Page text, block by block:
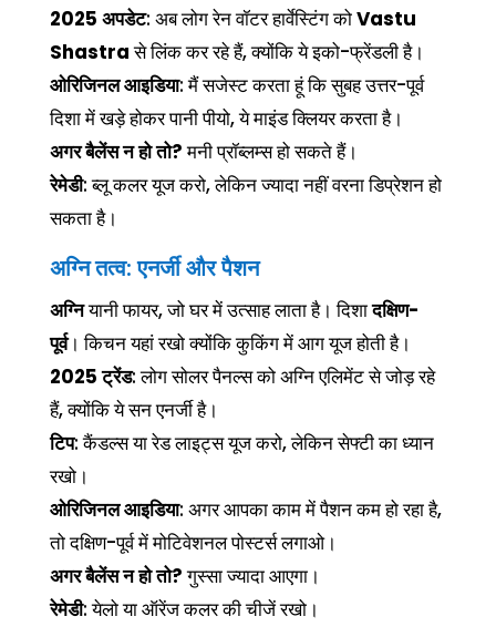
2025 अपडेट: अब लोग रेन वॉटर हार्वेस्टिंग कोVastu
Shastraसे लिंक कर रहे हैं, क्योंकि ये इको-फ्रेंडली है।
ओरिजिनल आइडिया: मैं सजेस्ट करता हूं कि सुबह उत्तर-पूर्व
दिशा में खड़े होकर पानी पीयो, ये माइंड क्लियर करता है।
अगर बैलेंस न हो तो?मनी प्रॉब्लम्स हो सकते हैं।
रेमेडी: ब्लू कलर यूज करो, लेकिन ज्यादा नहीं वरना डिप्रेशन हो
सकता है।
अग्नि तत्व: एनर्जी और पैशन
अग्नियानी फायर, जो घर में उत्साह लाता है। दिशादक्षिण-
पूर्व। किचन यहां रखो क्योंकि कुकिंग में आग यूज होती है।
2025 ट्रेंड: लोग सोलर पैनल्स को अग्नि एलिमेंट से जोड़ रहे
हैं, क्योंकि ये सन एनर्जी है।
टिप: कैंडल्स या रेड लाइट्स यूज करो, लेकिन सेफ्टी का ध्यान
रखो।
ओरिजिनल आइडिया: अगर आपका काम में पैशन कम हो रहा है,
तो दक्षिण-पूर्व में मोटिवेशनल पोस्टर्स लगाओ।
अगर बैलेंस न हो तो?गुस्सा ज्यादा आएगा।
रेमेडी: येलो या ऑरेंज कलर की चीजें रखो।